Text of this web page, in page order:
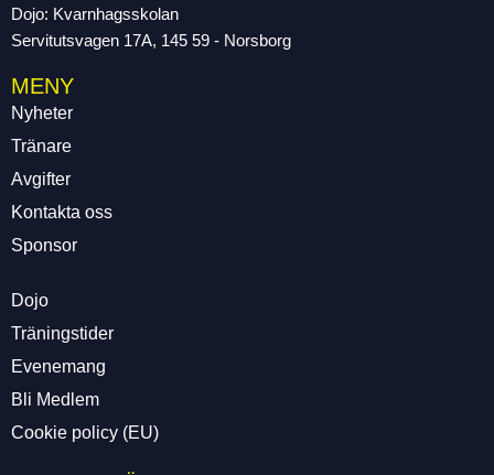
Dojo: Kvarnhagsskolan
Servitutsvagen 17A, 145 59 - Norsborg
MENY
Nyheter
Tränare
Avgifter
Kontakta oss
Sponsor
Dojo
Träningstider
Evenemang
Bli Medlem
Cookie policy (EU)